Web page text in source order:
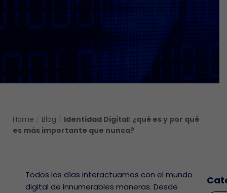
Home Blog
Identidad Digital: ¿qué es y por qué
es más importante que nunca?
Todos los días interactuamos con el mundo
digital de innumerables maneras. Desde